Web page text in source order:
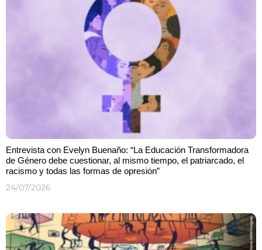
Entrevista con Evelyn Buenaño: “La Educación Transformadora
de Género debe cuestionar, al mismo tiempo, el patriarcado, el
racismo y todas las formas de opresión”
24/07/2026